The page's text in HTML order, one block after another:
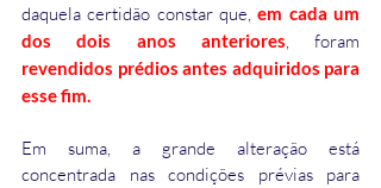
daquela certidão constar que, em cada um
dos dois anos anteriores
revendidos prédios antes adquiridos para
esse fim.
Em suma, a grande alteração está
concentrada nas condições prévias para